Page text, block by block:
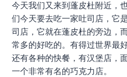
今天我们又来到蓬皮杜附近，
们今天要去吃一家吐司店，它
司店，它就在蓬皮杜的旁边，
常多的好吃的。有得过世界最
还有各种的快餐，有汉堡店，
一个非常有名的巧克力店。